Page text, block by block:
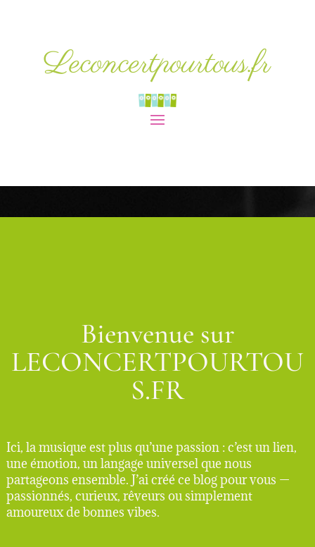
Leconcertpourtous.fr
Bienvenue sur
LECONCERTPOURTOU
S.FR
Ici, la musique est plus qu’une passion : c’est un lien,
une émotion, un langage universel que nous
partageons ensemble. J’ai créé ce blog pour vous —
passionnés, curieux, rêveurs ou simplement
amoureux de bonnes vibes.